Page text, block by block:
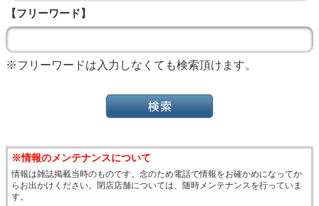
【フリーワード】
※フリーワードは入力しなくても検索頂けます。
※情報のメンテナンスについて
情報は雑誌掲載当時のものです。念のため電話で情報をお確かめになってか
らお出かけください。閉店店舗については、随時メンテナンスを行っていま
す。